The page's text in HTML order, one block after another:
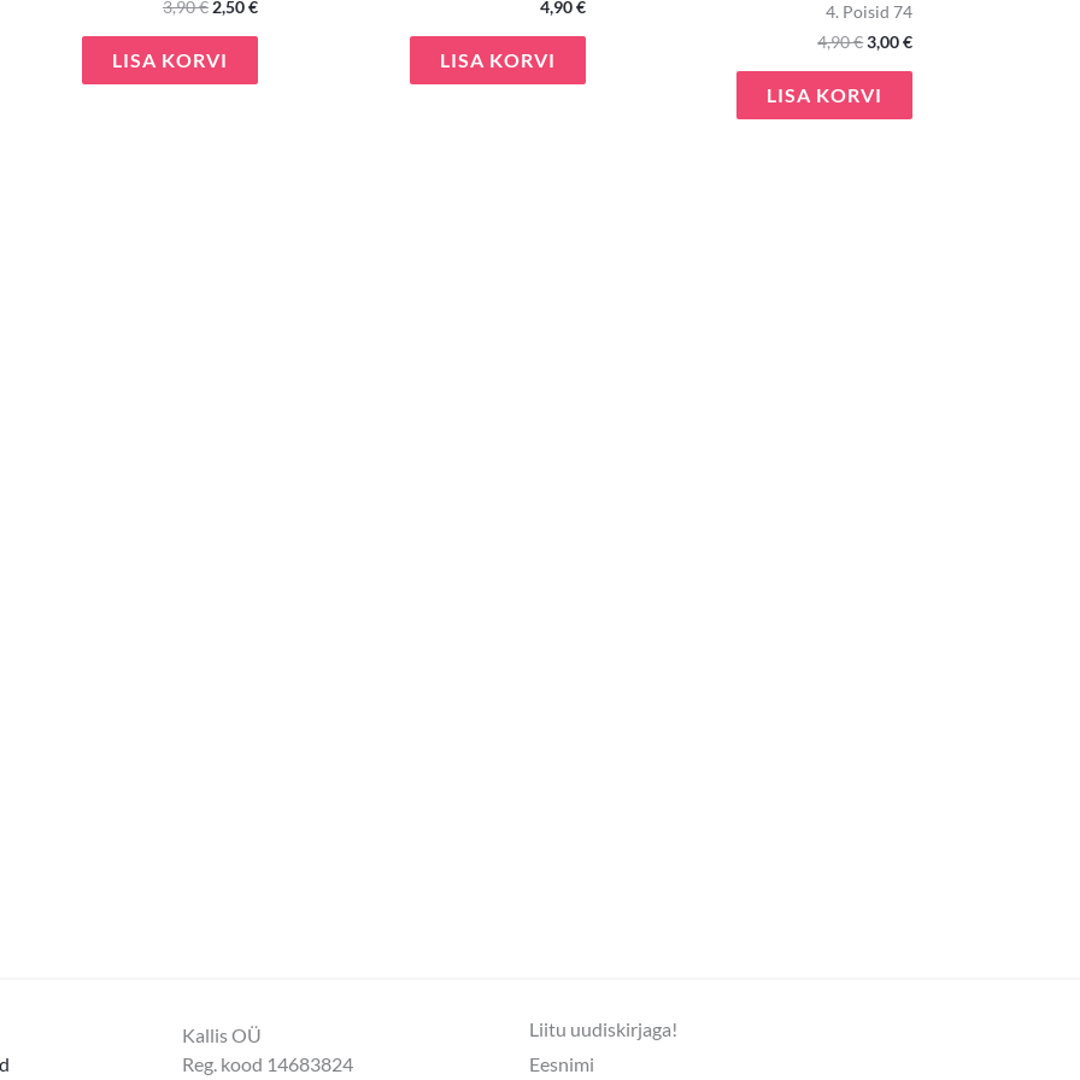
3,90€ 2,50€
LISA KORVI
4,90€
LISA KORVI
4. Poisid 74
4,90€3,00€
LISA KORVI
Kallis OÜ
Reg. kood 14683824
Liitu uudiskirjaga!
Eesnimi